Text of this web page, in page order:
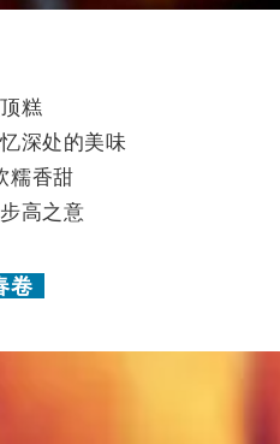
糕
深处的美味
糯香甜
高之意
卷